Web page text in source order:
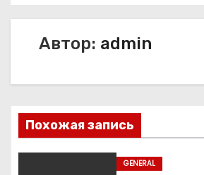
а
а
Автор: admin
Похожая запись
GENERAL